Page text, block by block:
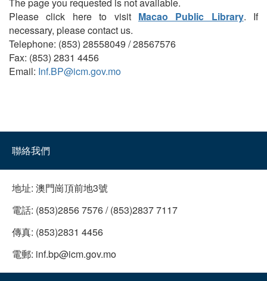
Please click here to visit Macao Public Library. If
necessary, please contact us.
Telephone: (853) 28558049 / 28567576
Fax: (853) 2831 4456
Email: Inf.BP@icm.gov.mo
聯絡我們
地址: 澳門崗頂前地3號
電話: (853)2856 7576 / (853)2837 7117
傳真: (853)2831 4456
電郵: inf.bp@icm.gov.mo